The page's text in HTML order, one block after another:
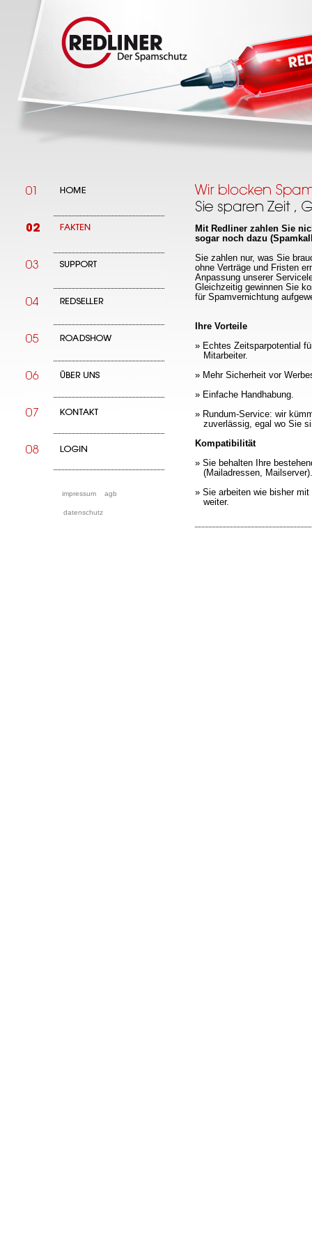
impressum agb
datenschutz
Mit Redliner zahlen Sie
sogar noch dazu
Sie zahlen nur, was Sie
ohne Verträge und Fristen
Anpassung unserer
Gleichzeitig gewinnen Sie
für Spamvernichtung
Ihre Vorteile
» Echtes Zeitsparpotential
Mitarbeiter.
» Mehr Sicherheit vor
» Einfache Handhabung.
» Rundum-Service: wir
zuverlässig, egal wo Sie
Kompatibilität
» Sie behalten Ihre
(Mailadressen, Mailserver).
» Sie arbeiten wie bisher
weiter.